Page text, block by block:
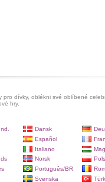
pro dívky, oblékni své oblíbené
hry.
Dansk
Español
Italiano
Norsk
Português/BR
Svenska